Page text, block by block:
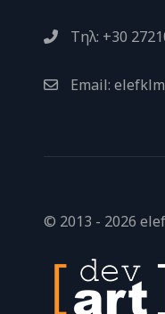
Τηλ: +30
Email:
© 2013 - 2026